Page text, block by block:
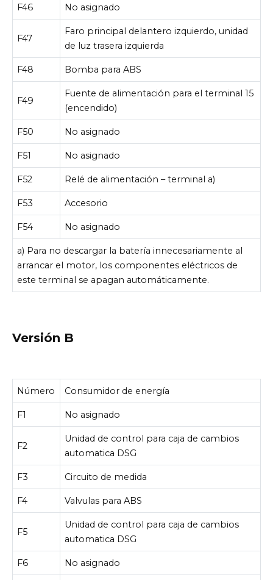
F46 No asignado
F47
Faro principal delantero izquierdo, unidad
de luz trasera izquierda
F48 Bomba para ABS
F49
Fuente de alimentación para el terminal 15
(encendido)
F50 No asignado
F51 No asignado
F52 Relé de alimentación – terminal a)
F53 Accesorio
F54 No asignado
a) Para no descargar la batería innecesariamente al
arrancar el motor, los componentes eléctricos de
este terminal se apagan automáticamente.
Versión B
Número Consumidor de energía
F1 No asignado
F2
Unidad de control para caja de cambios
automatica DSG
F3 Circuito de medida
F4 Valvulas para ABS
F5
Unidad de control para caja de cambios
automatica DSG
F6 No asignado